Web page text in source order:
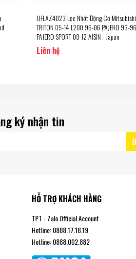
OFLAZ4023 Lọc Nhớt Động Cơ Mitsubishi
TRITON 05-14 L200 96-06 PAJERO 93-96
PAJERO SPORT 09-12 AISIN - Japan
Liên hệ
ký nhận tin
HỖ TRỢ KHÁCH HÀNG
TPT - Zalo Official Account
Hotline: 0888.17.18.19
Hotline: 0888.002.882